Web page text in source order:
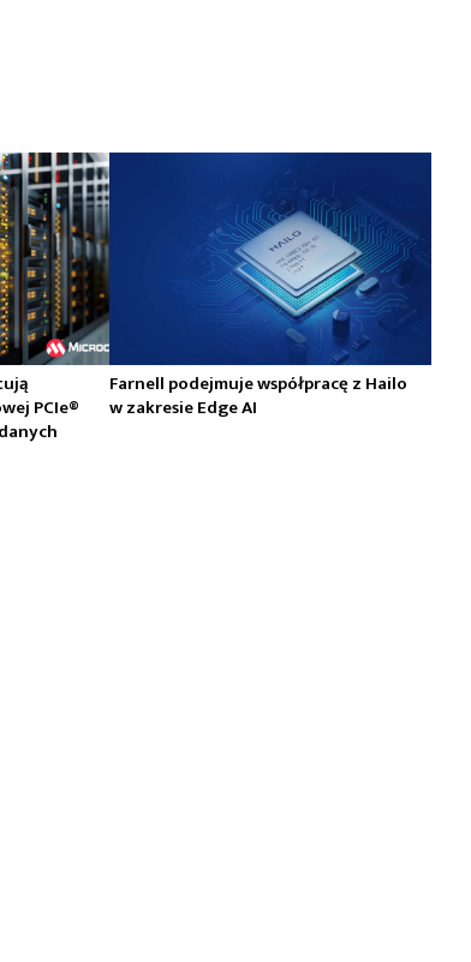
PCIe®
Farnell podejmuje współpracę z Hailo
w zakresie Edge AI